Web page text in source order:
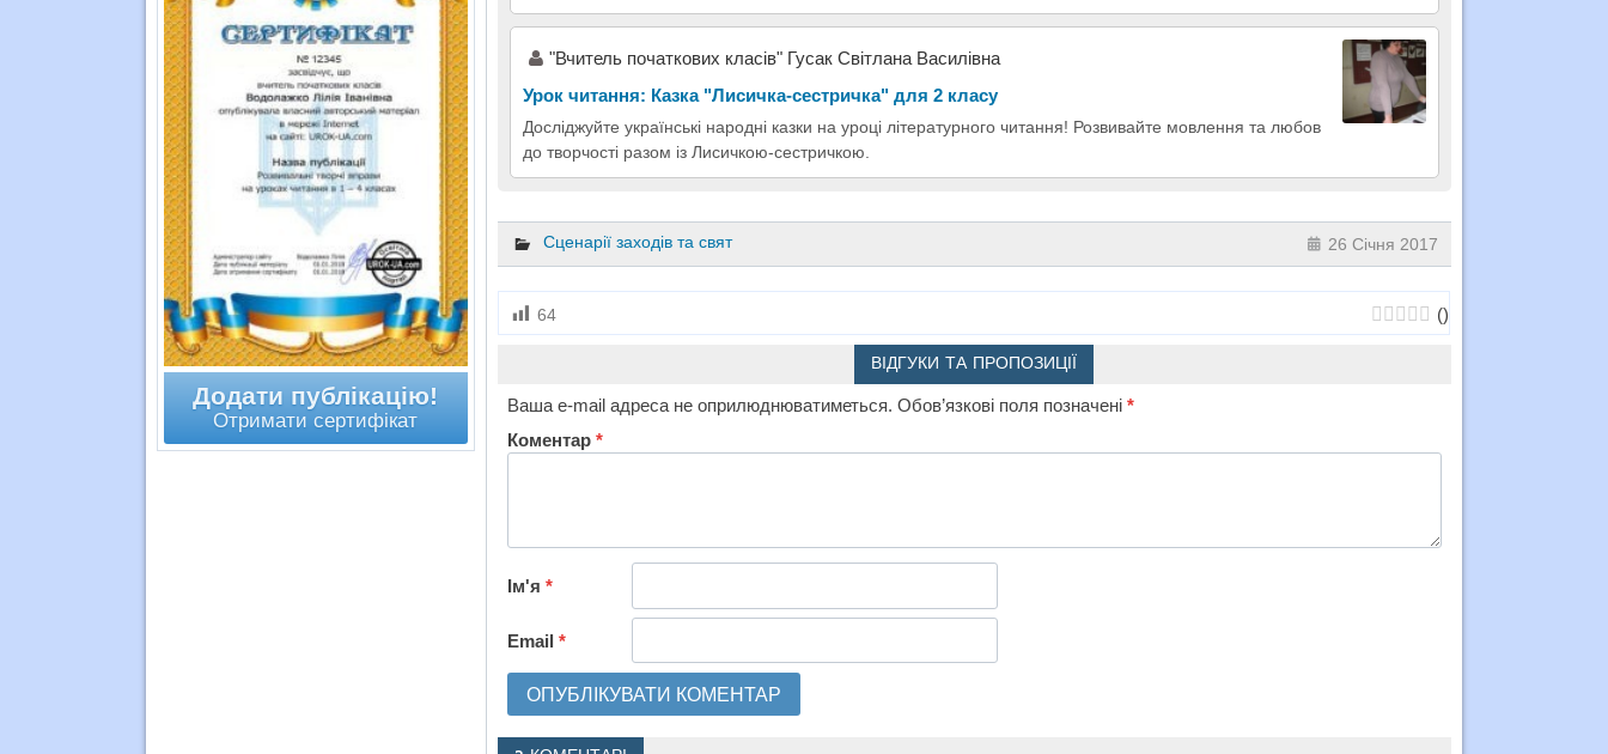
"Вчитель початкових класів" Гусак Світлана Василівна
Урок читання: Казка "Лисичка-сестричка" для 2 класу
Досліджуйте українські народні казки на уроці літературного читання! Розвивайте мовлення та любов
до творчості разом із Лисичкою-сестричкою.
Сценарії заходів та свят 26 Січня 2017
64 ()
ВІДГУКИ ТА ПРОПОЗИЦІЇ
Ваша e-mail адреса не оприлюднюватиметься. Обов’язкові поля позначені *
Коментар *
Ім'я *
Email *
Додати публікацію!
Отримати сертифікат